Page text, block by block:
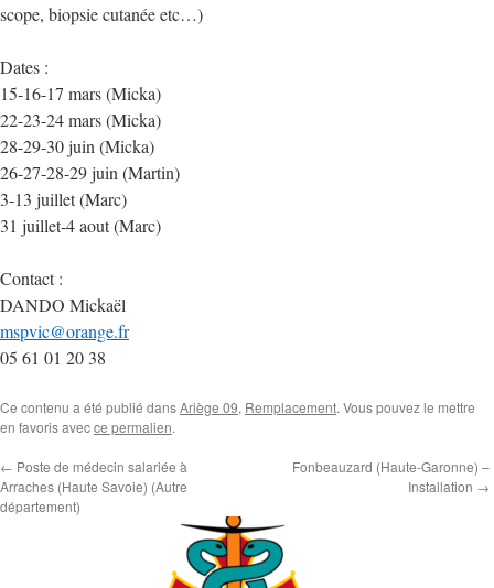
scope, biopsie cutanée etc…)
Dates :
15-16-17 mars (Micka)
22-23-24 mars (Micka)
28-29-30 juin (Micka)
26-27-28-29 juin (Martin)
3-13 juillet (Marc)
31 juillet-4 aout (Marc)
Contact :
DANDO Mickaël
mspvic@orange.fr
05 61 01 20 38
Ce contenu a été publié dansAriège 09, Remplacement. Vous pouvez le mettre
en favoris avecce permalien.
← Poste de médecin salariée à
Arraches (Haute Savoie) (Autre
département)
Fonbeauzard (Haute-Garonne) –
Installation →